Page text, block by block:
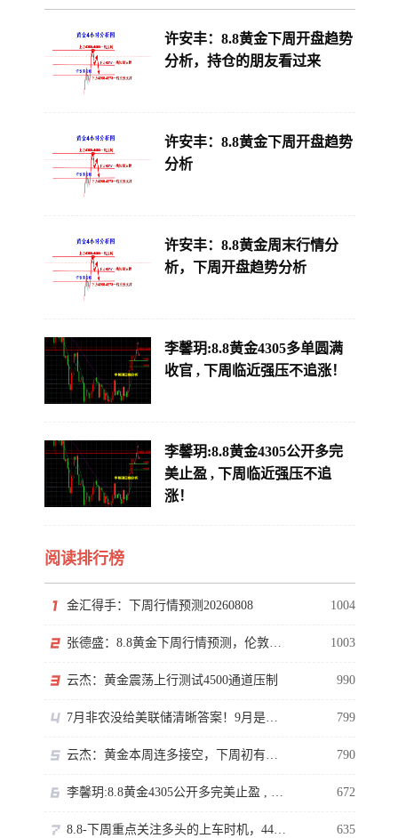
许安丰：8.8黄金下周开盘趋势
分析，持仓的朋友看过来
许安丰：8.8黄金下周开盘趋势
分析
许安丰：8.8黄金周末行情分
析，下周开盘趋势分析
李馨玥:8.8黄金4305多单圆满
收官 , 下周临近强压不追涨！
李馨玥:8.8黄金4305公开多完
美止盈 , 下周临近强压不追
涨！
阅读排行榜
金汇得手：下周行情预测20260808 1004
张德盛：8.8黄金下周行情预测，伦敦金价格走势分析操作策略 1003
云杰：黄金震荡上行测试4500通道压制 990
7月非农没给美联储清晰答案！9月是否加息还得看通胀 799
云杰：黄金本周连多接空，下周初有回撤 790
李馨玥:8.8黄金4305公开多完美止盈 , 下周临近强压不追涨！ 672
8.8-下周重点关注多头的上车时机，4400岌岌可危。 635